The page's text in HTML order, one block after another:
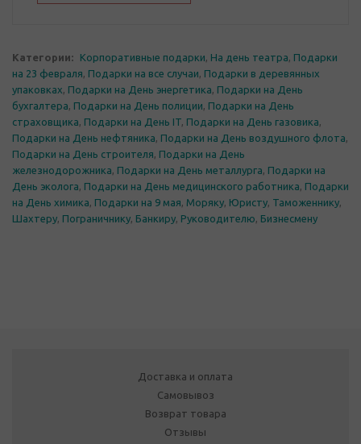
Категории: Корпоративные подарки, На день театра, Подарки
на 23 февраля, Подарки на все случаи, Подарки в деревянных
упаковках, Подарки на День энергетика, Подарки на День
бухгалтера, Подарки на День полиции, Подарки на День
страховщика, Подарки на День IT, Подарки на День газовика,
Подарки на День нефтяника, Подарки на День воздушного флота,
Подарки на День строителя, Подарки на День
железнодорожника, Подарки на День металлурга, Подарки на
День эколога, Подарки на День медицинского работника, Подарки
на День химика, Подарки на 9 мая, Моряку, Юристу, Таможеннику,
Шахтеру, Пограничнику, Банкиру, Руководителю, Бизнесмену
Доставка и оплата
Самовывоз
Возврат товара
Отзывы